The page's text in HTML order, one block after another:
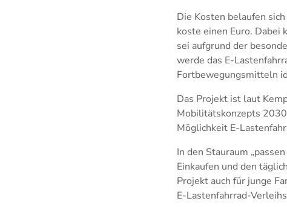
Die Kosten belaufen
koste einen Euro.
sei aufgrund der
werde das E-
Fortbewegungsmitteln
Das Projekt ist laut
Mobilitätskonzepts
Möglichkeit E-
In den Stauraum
Einkaufen und den
Projekt auch für junge
E-Lastenfahrrad-